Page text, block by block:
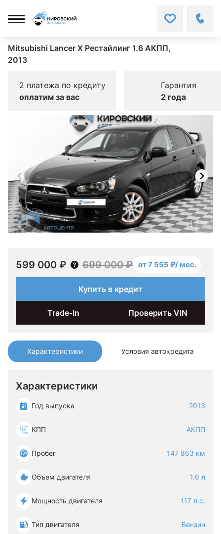
Mitsubishi Lancer X Рестайлинг 1.6 АКПП,
2013
2 платежа по кредиту
оплатим за вас
Гарантия
2 года
Характеристики Условия автокредита
Характеристики
Год выпуска 2013
КПП АКПП
Пробег 147 863 км
Объем двигателя 1.6 л
Мощность двигателя 117 л.с.
Тип двигателя Бензин
1/7
599 000 ₽ 699 000 ₽ от 7 555 ₽/ мес.
Купить в кредит
Trade-In Проверить VIN